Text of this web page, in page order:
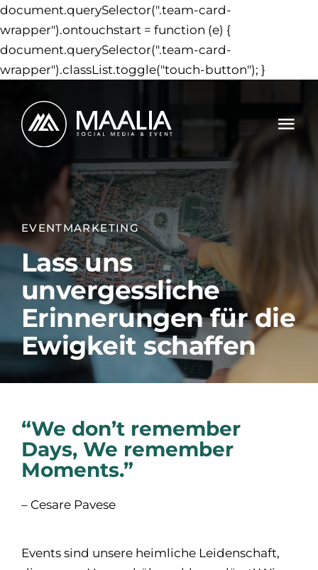
document.querySelector(".team-card-
wrapper").ontouchstart = function (e) {
document.querySelector(".team-card-
wrapper").classList.toggle("touch-button"); }
Leistungen
Events NEU
Agentur
Jobs
EVENTMARKETING
Lass uns
unvergessliche
Erinnerungen für die
Ewigkeit schaffen
“We don’t remember
Days, We remember
Moments.”
– Cesare Pavese
Events sind unsere heimliche Leidenschaft,